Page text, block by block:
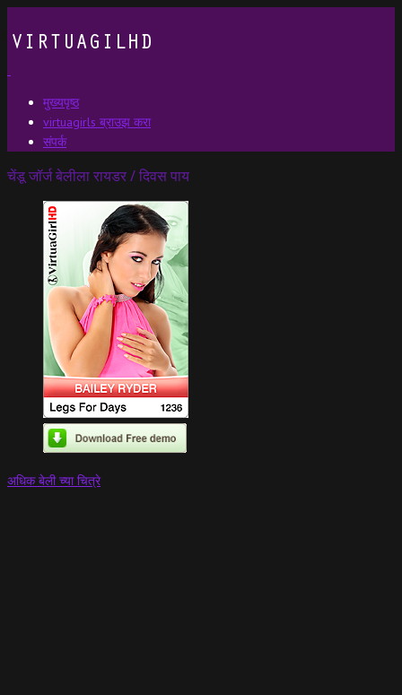
मुख्यपृष्ठ
virtuagirls ब्राउझ करा
संपर्क
चेंडू जॉर्ज बेलीला रायडर / दिवस पाय
अधिक बेली च्या चित्रे